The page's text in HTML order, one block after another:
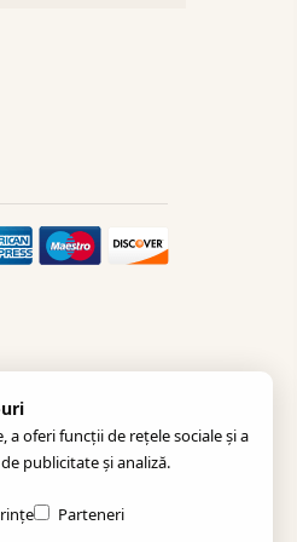
oferi funcții de rețele sociale și a
publicitate și analiză.
Parteneri